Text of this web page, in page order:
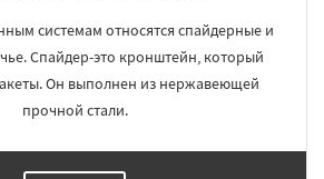
системам относятся спайдерные и
Спайдер-это кронштейн, который
Он выполнен из нержавеющей
прочной стали.